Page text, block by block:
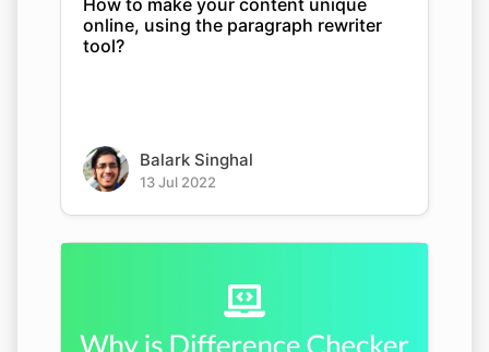
How to make your content unique
online, using the paragraph rewriter
tool?
Balark Singhal
13 Jul 2022